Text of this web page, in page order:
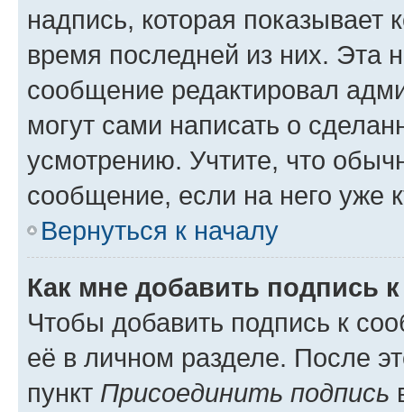
надпись, которая показывает
время последней из них. Эта
сообщение редактировал
могут сами написать о
усмотрению. Учтите, что
сообщение, если на него уже
Вернуться к началу
Как мне добавить подпись
Чтобы добавить подпись к
её в личном разделе. После
пункт Присоединить подпись